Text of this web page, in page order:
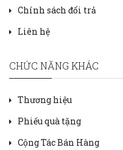
Chính sách đổi trả
Liên hệ
CHỨC NĂNG KHÁC
Thương hiệu
Phiếu quà tặng
Cộng Tác Bán Hàng